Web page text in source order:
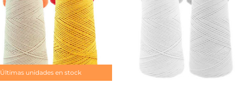
Últimas unidades en stock